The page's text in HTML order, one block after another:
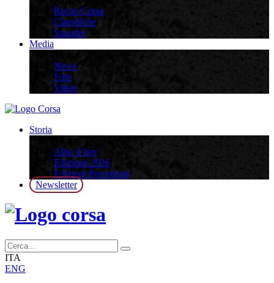
Recap Corsa
Classifiche
Squadre
Media
News
Foto
Video
Storia
Albo d’oro
Edizione 2026
Edizioni Precedenti
Newsletter
ITA
ENG